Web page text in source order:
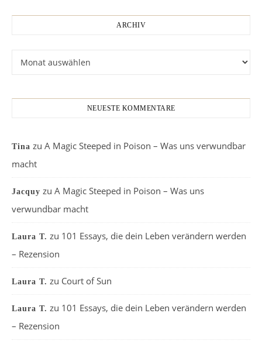
ARCHIV
NEUESTE KOMMENTARE
Tina zu A Magic Steeped in Poison – Was uns verwundbar
macht
Jacquy zu A Magic Steeped in Poison – Was uns
verwundbar macht
Laura T. zu 101 Essays, die dein Leben verändern werden
– Rezension
Laura T. zu Court of Sun
Laura T. zu 101 Essays, die dein Leben verändern werden
– Rezension